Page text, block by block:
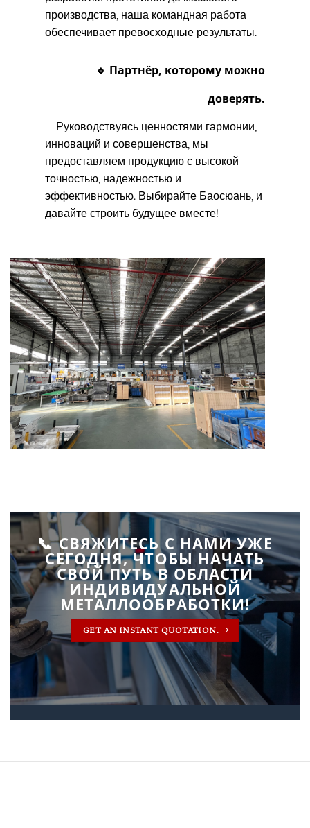
производства, наша командная работа
обеспечивает превосходные результаты.
🔹 Партнёр, которому можно
доверять.
Руководствуясь ценностями гармонии,
инноваций и совершенства, мы
предоставляем продукцию с высокой
точностью, надежностью и
эффективностью. Выбирайте Баосюань, и
давайте строить будущее вместе!
📞 СВЯЖИТЕСЬ С НАМИ УЖЕ
СЕГОДНЯ, ЧТОБЫ НАЧАТЬ
СВОЙ ПУТЬ В ОБЛАСТИ
ИНДИВИДУАЛЬНОЙ
МЕТАЛЛООБРАБОТКИ!
GET AN INSTANT QUOTATION.